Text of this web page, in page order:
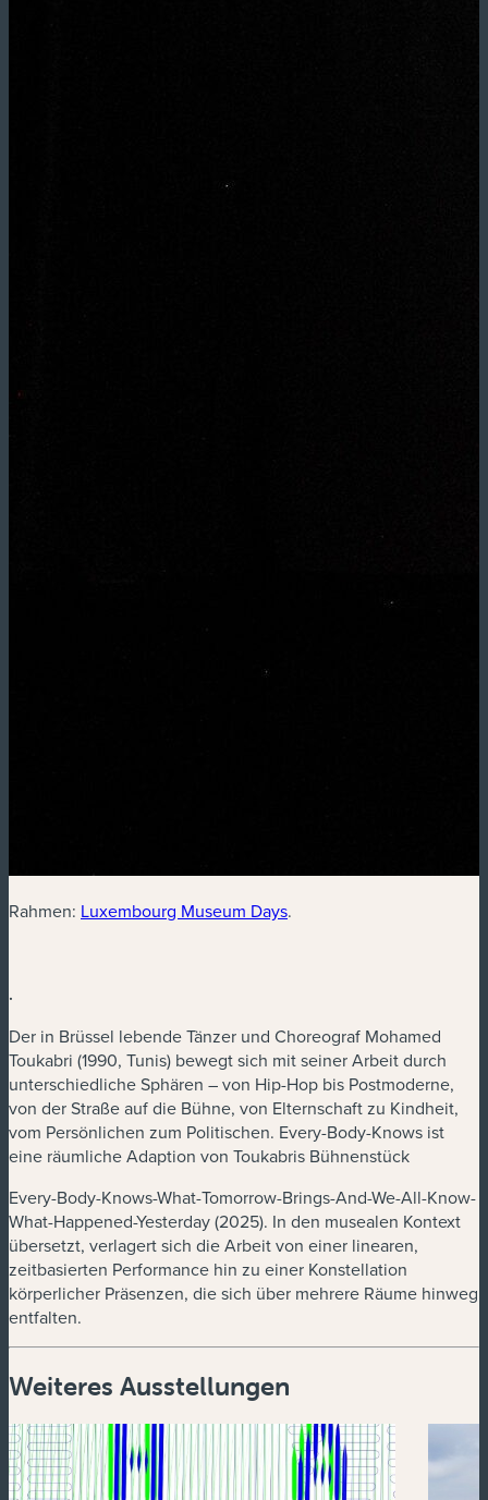
Rahmen: Luxembourg Museum Days(neues Fenster)
.
.
Der in Brüssel lebende Tänzer und Choreograf Mohamed
Toukabri (1990, Tunis) bewegt sich mit seiner Arbeit durch
unterschiedliche Sphären – von Hip-Hop bis Postmoderne,
von der Straße auf die Bühne, von Elternschaft zu Kindheit,
vom Persönlichen zum Politischen. Every-Body-Knows ist
eine räumliche Adaption von Toukabris Bühnenstück
Every-Body-Knows-What-Tomorrow-Brings-And-We-All-Know-
What-Happened-Yesterday (2025). In den musealen Kontext
übersetzt, verlagert sich die Arbeit von einer linearen,
zeitbasierten Performance hin zu einer Konstellation
körperlicher Präsenzen, die sich über mehrere Räume hinweg
entfalten.
Weiteres Ausstellungen